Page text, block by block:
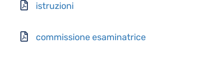
istruzioni
commissione esaminatrice